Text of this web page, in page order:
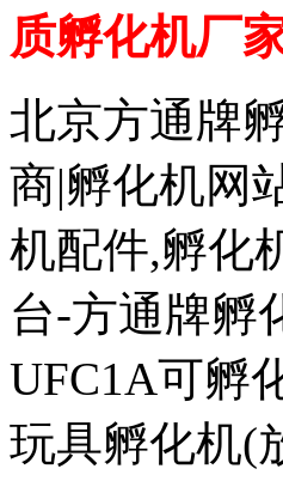
质孵化机厂
北京方通牌
商|孵化机网
机配件,孵化
台-方通牌孵
UFC1A可孵
玩具孵化机(